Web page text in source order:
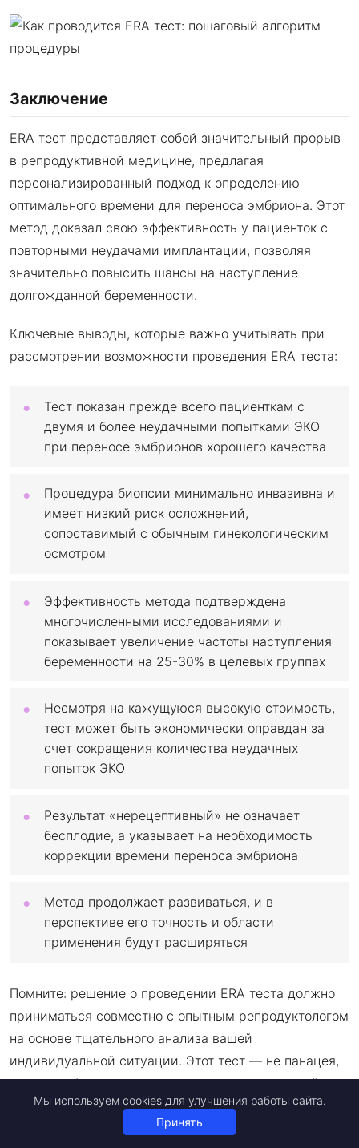
Заключение
ERA тест представляет собой значительный прорыв
в репродуктивной медицине, предлагая
персонализированный подход к определению
оптимального времени для переноса эмбриона. Этот
метод доказал свою эффективность у пациенток с
повторными неудачами имплантации, позволяя
значительно повысить шансы на наступление
долгожданной беременности.
Ключевые выводы, которые важно учитывать при
рассмотрении возможности проведения ERA теста:
Тест показан прежде всего пациенткам с
двумя и более неудачными попытками ЭКО
при переносе эмбрионов хорошего качества
Процедура биопсии минимально инвазивна и
имеет низкий риск осложнений,
сопоставимый с обычным гинекологическим
осмотром
Эффективность метода подтверждена
многочисленными исследованиями и
показывает увеличение частоты наступления
беременности на 25-30% в целевых группах
Несмотря на кажущуюся высокую стоимость,
тест может быть экономически оправдан за
счет сокращения количества неудачных
попыток ЭКО
Результат «нерецептивный» не означает
бесплодие, а указывает на необходимость
коррекции времени переноса эмбриона
Метод продолжает развиваться, и в
перспективе его точность и области
применения будут расширяться
Помните: решение о проведении ERA теста должно
приниматься совместно с опытным репродуктологом
на основе тщательного анализа вашей
индивидуальной ситуации. Этот тест — не панацея,
но мощный инструмент в арсенале современной
репродуктивной медицины, который уже помог
тысячам женщин пройти сложный путь к
Мы используем cookies для улучшения работы сайта.
Принять